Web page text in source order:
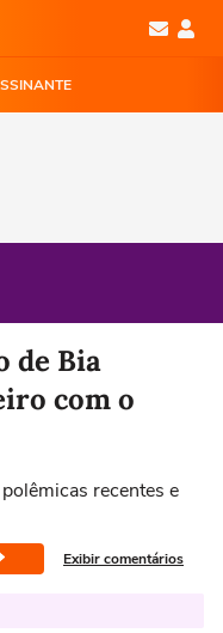
de Bia
com o
recentes e
Exibir comentários